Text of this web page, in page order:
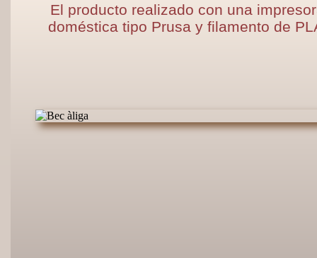
El producto realizado con una
doméstica tipo Prusa y filamento de